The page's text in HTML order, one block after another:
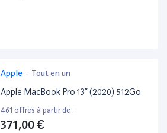
Apple - Tout en un
Apple MacBook Pro 13” (2020) 512Go
461 offres à partir de :
371,00 €